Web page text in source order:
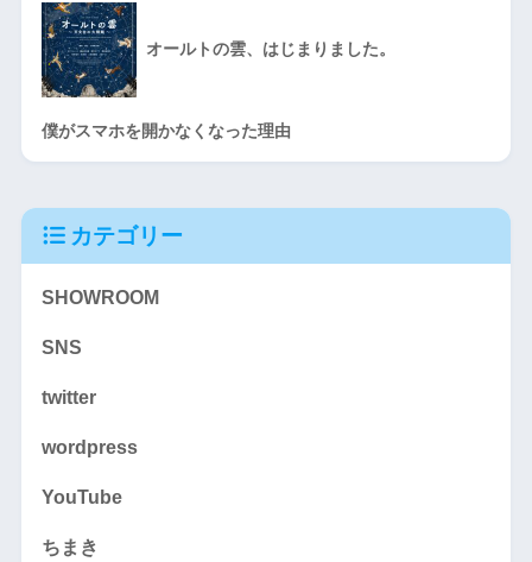
オールトの雲、はじまりました。
僕がスマホを開かなくなった理由
カテゴリー
SHOWROOM
SNS
twitter
wordpress
YouTube
ちまき